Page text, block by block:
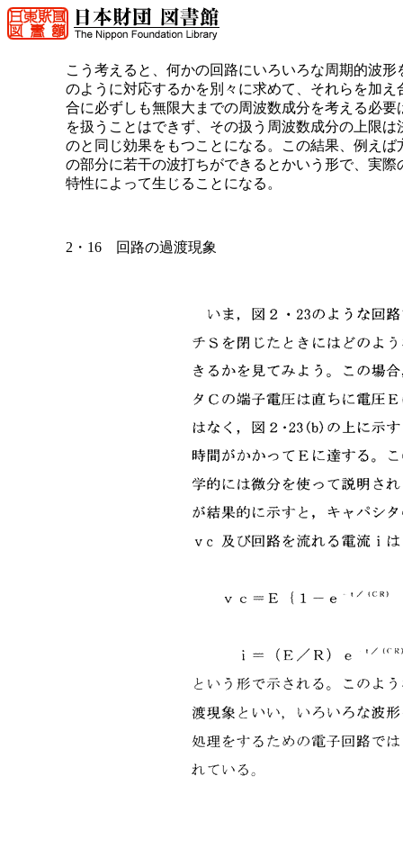
こう考えると、何かの回路にいろいろな周期的波
のように対応するかを別々に求めて、それらを加
合に必ずしも無限大までの周波数成分を考える必
を扱うことはできず、その扱う周波数成分の上限
のと同じ効果をもつことになる。この結果、例え
の部分に若干の波打ちができるとかいう形で、実
特性によって生じることになる。
2・16 回路の過渡現象